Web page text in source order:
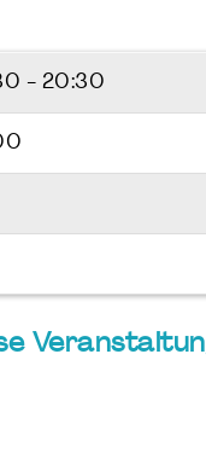
- 20:30